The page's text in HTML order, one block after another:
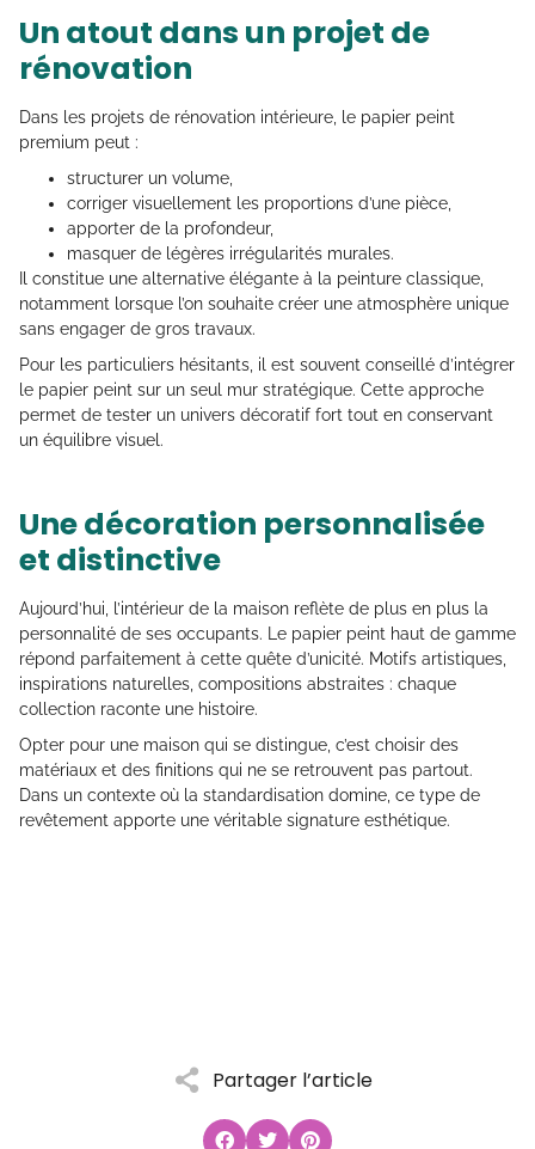
Partager l’article
Un atout dans un projet de
rénovation
Dans les projets de rénovation intérieure, le papier peint
premium peut :
structurer un volume,
corriger visuellement les proportions d’une pièce,
apporter de la profondeur,
masquer de légères irrégularités murales.
Il constitue une alternative élégante à la peinture classique,
notamment lorsque l’on souhaite créer une atmosphère unique
sans engager de gros travaux.
Pour les particuliers hésitants, il est souvent conseillé d’intégrer
le papier peint sur un seul mur stratégique. Cette approche
permet de tester un univers décoratif fort tout en conservant
un équilibre visuel.
Une décoration personnalisée
et distinctive
Aujourd’hui, l’intérieur de la maison reflète de plus en plus la
personnalité de ses occupants. Le papier peint haut de gamme
répond parfaitement à cette quête d’unicité. Motifs artistiques,
inspirations naturelles, compositions abstraites : chaque
collection raconte une histoire.
Opter pour une maison qui se distingue, c’est choisir des
matériaux et des finitions qui ne se retrouvent pas partout.
Dans un contexte où la standardisation domine, ce type de
revêtement apporte une véritable signature esthétique.